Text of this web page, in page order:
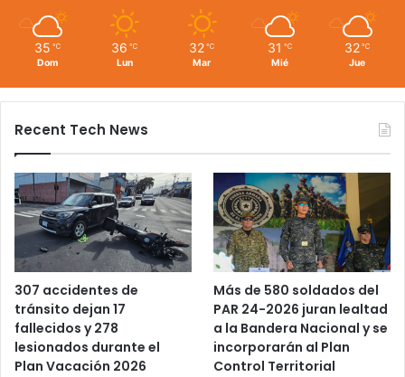
35 ℃
Dom
36 ℃
Lun
32 ℃
Mar
31 ℃
Mié
32 ℃
Jue
Recent Tech News
307 accidentes de
tránsito dejan 17
fallecidos y 278
lesionados durante el
Plan Vacación 2026
Más de 580 soldados del
PAR 24-2026 juran lealtad
a la Bandera Nacional y se
incorporarán al Plan
Control Territorial